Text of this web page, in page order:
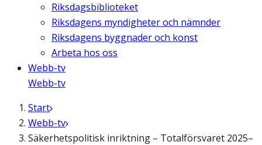
Riksdagsbiblioteket
Riksdagens myndigheter och nämnder
Riksdagens byggnader och konst
Arbeta hos oss
Webb-tv
Webb-tv
Start
Webb-tv
Säkerhetspolitisk inriktning – Totalförsvaret 2025–